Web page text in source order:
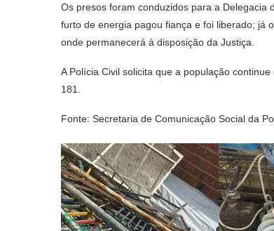
Os presos foram conduzidos para a
furto de energia pagou fiança e foi liberado; já
onde permanecerá à disposição da Justiça.
A Polícia Civil solicita que a população
181.
Fonte: Secretaria de Comunicação Social da